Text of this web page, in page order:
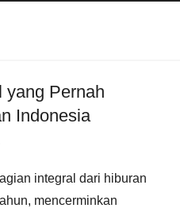
yang Pernah
Indonesia
integral dari hiburan
mencerminkan